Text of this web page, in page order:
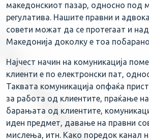
македонскиот пазар, односно под
регулатива. Нашите правни и
совети можат да се протегаат и
Македонија доколку е тоа
Најчест начин на комуникација
клиенти е по електронски пат,
Таквата комуникација опфаќа
за работа од клиентите, праќање
барањата од клиентите,
иден предмет, давање на правни
мислења, итн. Како поредок канал